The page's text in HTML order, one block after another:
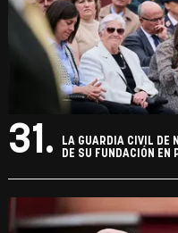
31.
LA GUARDIA CIVIL DE
DE SU FUNDACIÓN